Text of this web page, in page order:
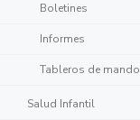
Boletines
Informes
Tableros de mando
Salud Infantil